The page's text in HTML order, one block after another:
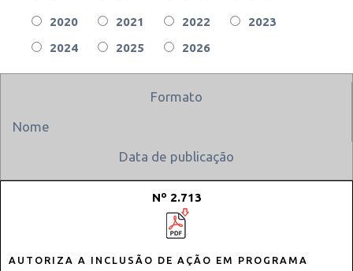
2020
2021 2022
2023
2024
2025 2026
Formato
Nome
Data de publicação
Nº 2.713
AUTORIZA A INCLUSÃO DE AÇÃO EM PROGRAMA